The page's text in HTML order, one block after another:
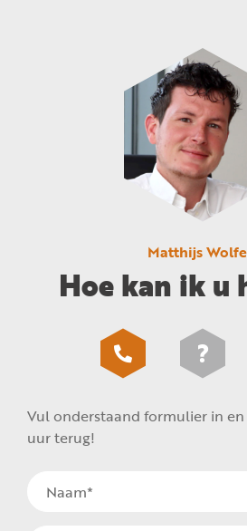
Matthijs
Hoe kan ik u
Vul onderstaand formulier in
uur terug!